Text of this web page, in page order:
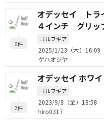
6件
オデッセイ トラ
４インチ グリッ
ゴルフギア
2025/1/23（木）16:09
ゲハオジヤ
2件
オデッセイ ホワ
ゴルフギア
2023/9/8（金）18:58
hiro0317